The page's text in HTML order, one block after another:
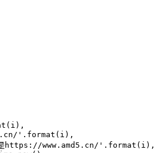
'.format(i),
www.amd5.cn/'.format(i),